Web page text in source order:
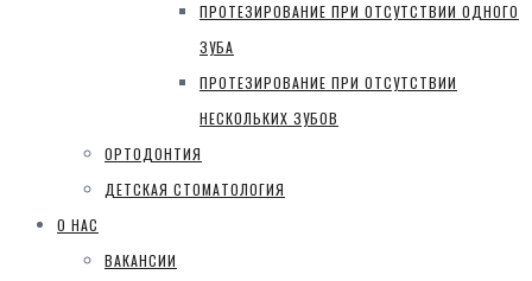
ПРОТЕЗИРОВАНИЕ ПРИ ОТСУТСТВИИ ОДНОГО
ЗУБА
ПРОТЕЗИРОВАНИЕ ПРИ ОТСУТСТВИИ
НЕСКОЛЬКИХ ЗУБОВ
ОРТОДОНТИЯ
ДЕТСКАЯ СТОМАТОЛОГИЯ
О НАС
ВАКАНСИИ